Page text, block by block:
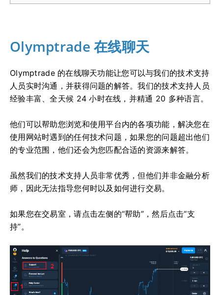
Olymptrade 在线聊天
Olymptrade 的在线聊天功能让您可以与我们的技术支持
人员实时沟通，并获得问题的解答。我们的技术支持人员
经验丰富、全天候 24 小时在线，并精通 20 多种语言。
他们可以帮助您浏览和使用平台内的各项功能，解决您在
使用网站时遇到的任何技术问题，如果您的问题超出他们
的专业范围，他们还会为您匹配合适的资源来解答。
虽然我们的技术支持人员非常优秀，但他们并非金融分析
师，因此无法指导您何时以及如何进行交易。
如果您在交易室，请点击左侧的“帮助”，然后点击“支
持”。